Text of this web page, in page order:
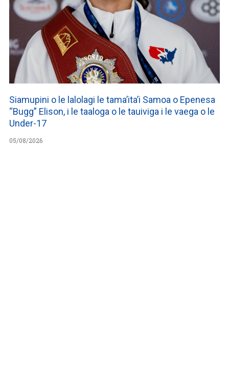
Siamupini o le lalolagi le tama’ita’i Samoa o Epenesa
“Bugg” Elison, i le taaloga o le tauiviga i le vaega o le
Under-17
05/08/2026